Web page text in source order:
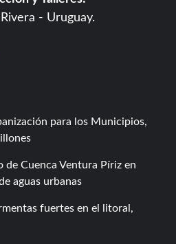
- Uruguay.
para los Municipios,
de Cuenca Ventura Píriz en
aguas urbanas
fuertes en el litoral,